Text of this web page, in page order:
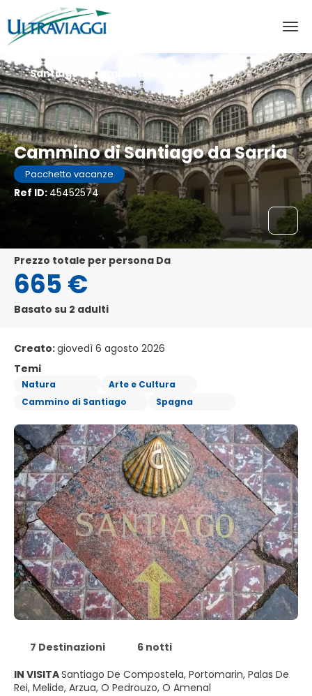
Cammino di Santiago da Sarria
Pacchetto vacanze
Ref ID: 45452574
Santiago di Compostela, Spagna
Prezzo totale per persona Da
665 €
Basato su 2 adulti
Creato:giovedì 6 agosto 2026
Temi
Natura
Arte e Cultura
Cammino di Santiago
Spagna
7 Destinazioni
6 notti
IN VISITASantiago De Compostela, Portomarin, Palas De
Rei, Melide, Arzua, O Pedrouzo, O Amenal